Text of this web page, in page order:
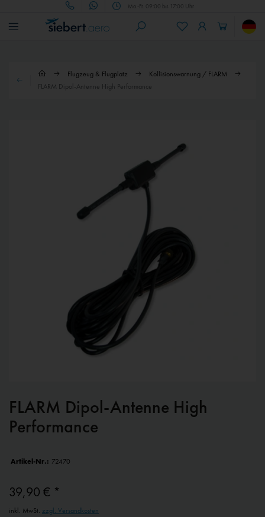
Mo.-Fr. 09:00 bis 17:00 Uhr
Flugzeug & Flugplatz
Kollisionswarnung / FLARM
FLARM Dipol-Antenne High Performance
FLARM Dipol-Antenne High
Performance
Artikel-Nr.: 72470
39,90 € *
inkl. MwSt. zzgl. Versandkosten